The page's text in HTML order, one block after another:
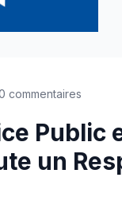
commentaires
Public
un